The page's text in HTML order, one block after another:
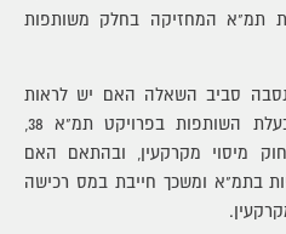
תמ"א המחזיקה בחלק משותפות
סביב השאלה האם יש לראות
מיסוי מקרקעין, ובהתאם האם
בתמ"א ומשכך חייבת במס רכישה